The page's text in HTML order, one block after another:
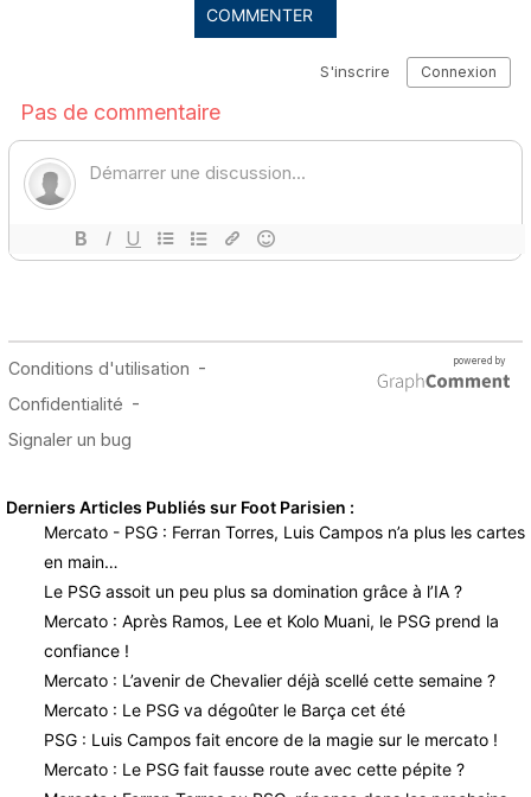
COMMENTER
Derniers Articles Publiés sur Foot Parisien :
Mercato - PSG : Ferran Torres, Luis Campos n’a plus les cartes
en main…
Le PSG assoit un peu plus sa domination grâce à l’IA ?
Mercato : Après Ramos, Lee et Kolo Muani, le PSG prend la
confiance !
Mercato : L’avenir de Chevalier déjà scellé cette semaine ?
Mercato : Le PSG va dégoûter le Barça cet été
PSG : Luis Campos fait encore de la magie sur le mercato !
Mercato : Le PSG fait fausse route avec cette pépite ?